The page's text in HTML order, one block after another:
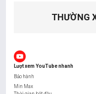
THƯỜNG
Lượt xem YouTube nhanh
Bảo hành
Min Max